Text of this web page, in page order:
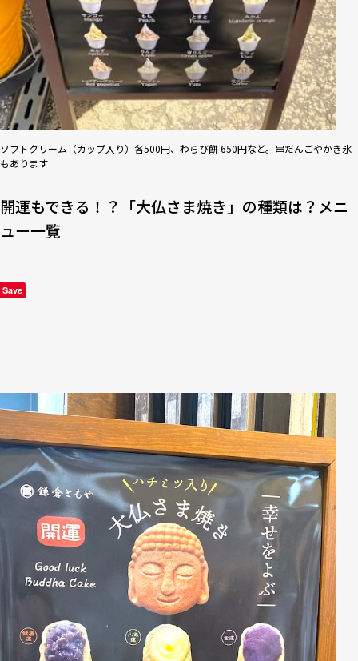
ソフトクリーム（カップ入り）各500円、わらび餅 650円など。串だんごやかき氷
もあります
開運もできる！？「大仏さま焼き」の種類は？メニ
ュー一覧
Save